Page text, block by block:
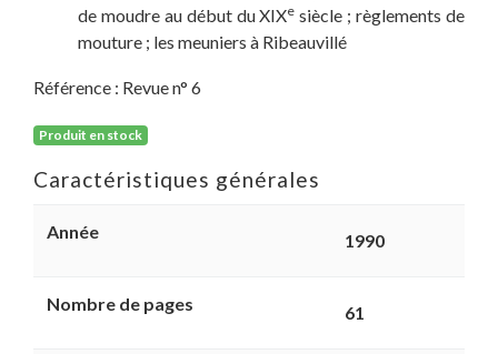
de moudre au début du XIXe siècle ; règlements de
mouture ; les meuniers à Ribeauvillé
Référence : Revue n° 6
Produit en stock
Caractéristiques générales
Année 1990
Nombre de pages 61